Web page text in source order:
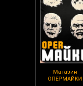
Магазин
ОПЕРМАЙКИ